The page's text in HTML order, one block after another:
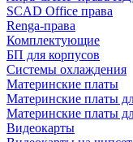
SCAD Office права
Renga-права
Комплектующие
БП для корпусов
Системы охлаждения
Материнские платы
Материнские платы
Материнские платы
Видеокарты